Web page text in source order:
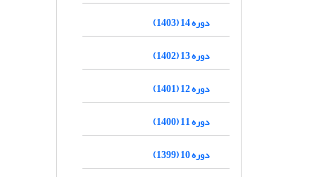
دوره 14 (1403)
دوره 13 (1402)
دوره 12 (1401)
دوره 11 (1400)
دوره 10 (1399)